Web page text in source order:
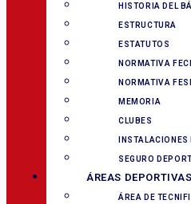
HISTORIA DEL
ESTRUCTURA
ESTATUTOS
NORMATIVA
NORMATIVA
MEMORIA
CLUBES
SEGURO
ÁREAS DEPORTIVAS
ÁREA DE